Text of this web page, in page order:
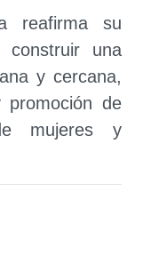
reafirma su
construir una
y cercana,
promoción de
mujeres y